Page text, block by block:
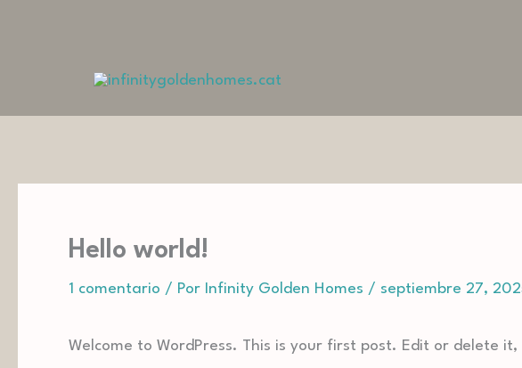
Hello world!
1 comentario / Por Infinity Golden Homes / septiembre 27,
Welcome to WordPress. This is your first post. Edit or delete